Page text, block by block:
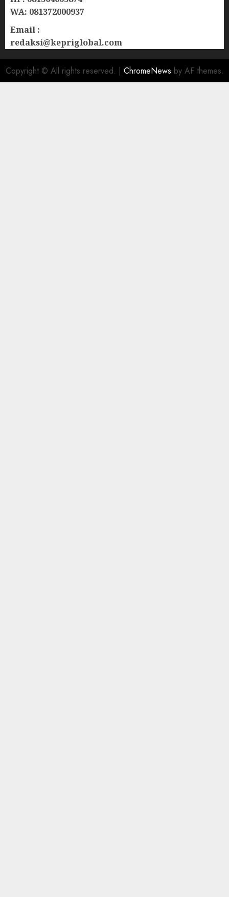
WA: 081372000937
Email :
redaksi@kepriglobal.com
Copyright © All rights reserved. | ChromeNews by AF themes.